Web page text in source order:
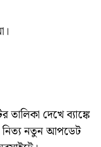
তালিকা দেখে ব্যাঙ্কে
নিত্য নতুন আপডেট